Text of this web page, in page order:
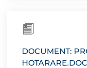
DOCUMENT: